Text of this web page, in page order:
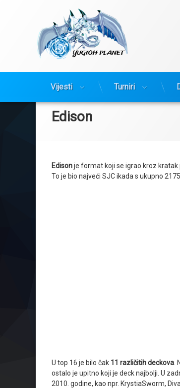
Vijesti Turniri
Edison
Edisonje format koji se igrao kroz kratak
To je bio najveći SJC ikada s ukupno
U top 16 je bilo čak 11 različitih deckova
ostalo je upitno koji je deck najbolji. U
2010. godine, kao npr. KrystiaSworm,